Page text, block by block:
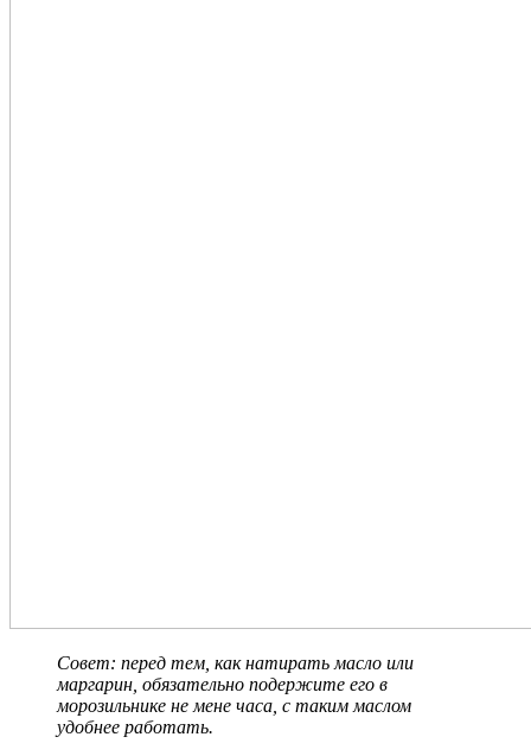
Совет: перед тем, как натирать масло или
маргарин, обязательно подержите его в
морозильнике не мене часа, с таким маслом
удобнее работать.